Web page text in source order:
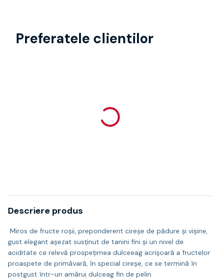
Preferatele clientilor
Descriere produs
Miros de fructe roșii, preponderent cireșe de pădure și vișine,
gust elegant așezat susținut de tanini fini și un nivel de
aciditate ce relevă prospețimea dulceeag acrișoară a fructelor
proaspete de primăvară, în special cireșe, ce se termină în
postgust într-un amărui dulceag fin de pelin.